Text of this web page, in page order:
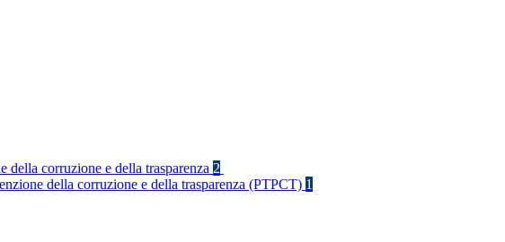
della corruzione e della trasparenza 2
della corruzione e della trasparenza (PTPCT) 1